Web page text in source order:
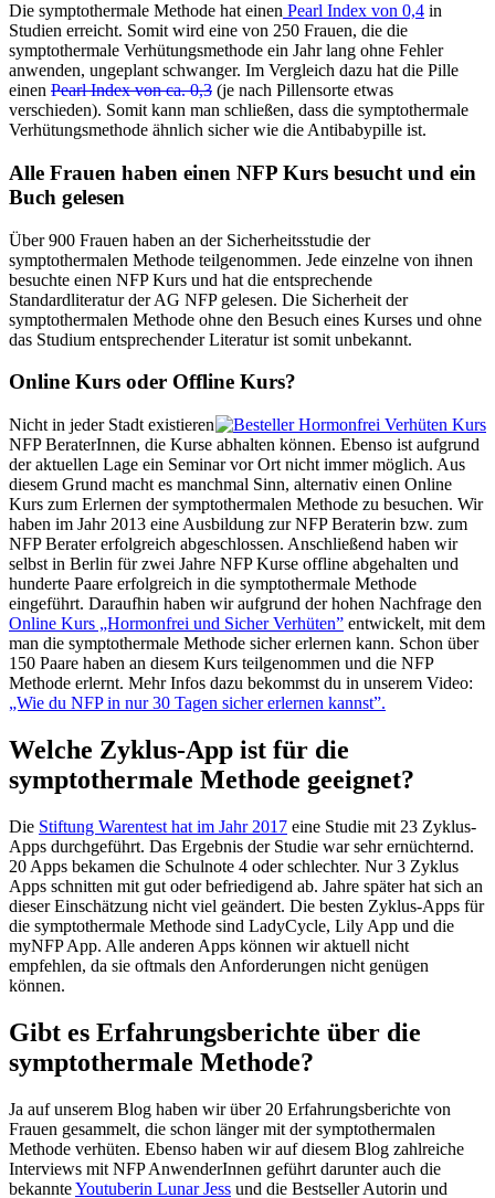
Die symptothermale Methode hat einen Pearl Index von 0,4 in
Studien erreicht. Somit wird eine von 250 Frauen, die die
symptothermale Verhütungsmethode ein Jahr lang ohne Fehler
anwenden, ungeplant schwanger. Im Vergleich dazu hat die Pille
einen Pearl Index von ca. 0,3 (je nach Pillensorte etwas
verschieden). Somit kann man schließen, dass die symptothermale
Verhütungsmethode ähnlich sicher wie die Antibabypille ist.
Alle Frauen haben einen NFP Kurs besucht und ein
Buch gelesen
Über 900 Frauen haben an der Sicherheitsstudie der
symptothermalen Methode teilgenommen. Jede einzelne von ihnen
besuchte einen NFP Kurs und hat die entsprechende
Standardliteratur der AG NFP gelesen. Die Sicherheit der
symptothermalen Methode ohne den Besuch eines Kurses und ohne
das Studium entsprechender Literatur ist somit unbekannt.
Online Kurs oder Offline Kurs?
Nicht in jeder Stadt existieren
NFP BeraterInnen, die Kurse abhalten können. Ebenso ist aufgrund
der aktuellen Lage ein Seminar vor Ort nicht immer möglich. Aus
diesem Grund macht es manchmal Sinn, alternativ einen Online
Kurs zum Erlernen der symptothermalen Methode zu besuchen. Wir
haben im Jahr 2013 eine Ausbildung zur NFP Beraterin bzw. zum
NFP Berater erfolgreich abgeschlossen. Anschließend haben wir
selbst in Berlin für zwei Jahre NFP Kurse offline abgehalten und
hunderte Paare erfolgreich in die symptothermale Methode
eingeführt. Daraufhin haben wir aufgrund der hohen Nachfrage den
Online Kurs „Hormonfrei und Sicher Verhüten” entwickelt, mit dem
man die symptothermale Methode sicher erlernen kann. Schon über
150 Paare haben an diesem Kurs teilgenommen und die NFP
Methode erlernt. Mehr Infos dazu bekommst du in unserem Video:
„Wie du NFP in nur 30 Tagen sicher erlernen kannst”.
Welche Zyklus-App ist für die
symptothermale Methode geeignet?
Die Stiftung Warentest hat im Jahr 2017 eine Studie mit 23 Zyklus-
Apps durchgeführt. Das Ergebnis der Studie war sehr ernüchternd.
20 Apps bekamen die Schulnote 4 oder schlechter. Nur 3 Zyklus
Apps schnitten mit gut oder befriedigend ab. Jahre später hat sich an
dieser Einschätzung nicht viel geändert. Die besten Zyklus-Apps für
die symptothermale Methode sind LadyCycle, Lily App und die
myNFP App. Alle anderen Apps können wir aktuell nicht
empfehlen, da sie oftmals den Anforderungen nicht genügen
können.
Gibt es Erfahrungsberichte über die
symptothermale Methode?
Ja auf unserem Blog haben wir über 20 Erfahrungsberichte von
Frauen gesammelt, die schon länger mit der symptothermalen
Methode verhüten. Ebenso haben wir auf diesem Blog zahlreiche
Interviews mit NFP AnwenderInnen geführt darunter auch die
bekannteYoutuberin Lunar Jess und die Bestseller Autorin und